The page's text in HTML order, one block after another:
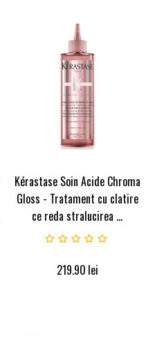
Kérastase Soin Acide Chroma
Gloss - Tratament cu clatire
ce reda stralucirea ...
219.90 lei